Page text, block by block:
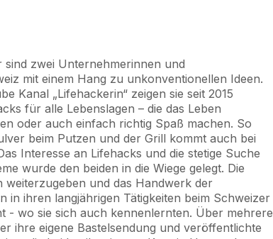
zwei Unternehmerinnen und
mit einem Hang zu unkonventionellen Ideen.
Kanal „Lifehackerin“ zeigen sie seit 2015
für alle Lebenslagen – die das Leben
oder auch einfach richtig Spaß machen. So
beim Putzen und der Grill kommt auch bei
Interesse an Lifehacks und die stetige Suche
wurde den beiden in die Wiege gelegt. Die
weiterzugeben und das Handwerk der
in ihren langjährigen Tätigkeiten beim Schweizer
- wo sie sich auch kennenlernten. Über mehrere
ihre eigene Bastelsendung und veröffentlichte